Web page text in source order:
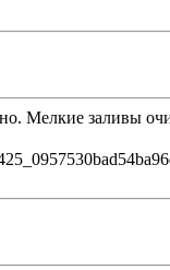
Мелкие заливы